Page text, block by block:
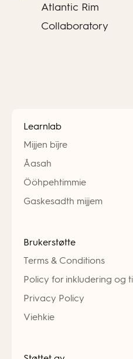
Atlantic Rim
Collaboratory
Learnlab
Mijjen bïjre
Åasah
Ööhpehtimmie
Gaskesadth mijjem
Brukerstøtte
Terms & Conditions
Policy for inkludering og
Privacy Policy
Viehkie